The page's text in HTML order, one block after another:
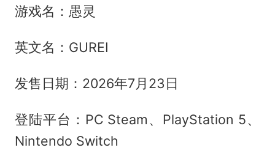
游戏名：愚灵
英文名：GUREI
发售日期：2026年7月23日
登陆平台：PC Steam、PlayStation 5、
Nintendo Switch